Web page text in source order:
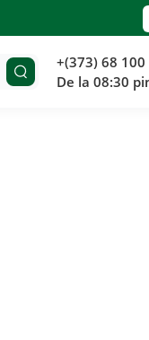
+(373) 68 100
De la 08:30